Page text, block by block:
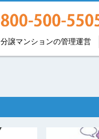
分譲マンションの管理運営